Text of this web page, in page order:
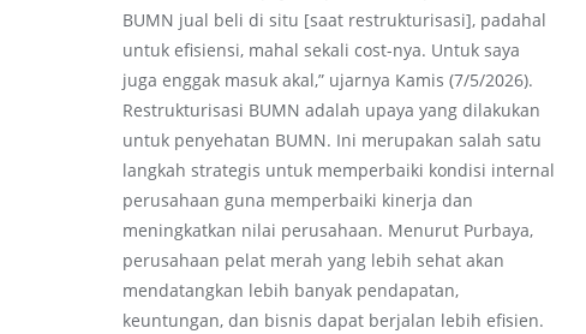
BUMN jual beli di situ [saat restrukturisasi], padahal
untuk efisiensi, mahal sekali cost-nya. Untuk saya
juga enggak masuk akal,” ujarnya Kamis (7/5/2026).
Restrukturisasi BUMN adalah upaya yang dilakukan
untuk penyehatan BUMN. Ini merupakan salah satu
langkah strategis untuk memperbaiki kondisi internal
perusahaan guna memperbaiki kinerja dan
meningkatkan nilai perusahaan. Menurut Purbaya,
perusahaan pelat merah yang lebih sehat akan
mendatangkan lebih banyak pendapatan,
keuntungan, dan bisnis dapat berjalan lebih efisien.